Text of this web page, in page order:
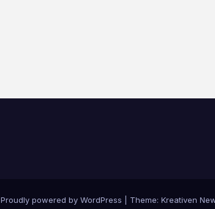
Proudly powered by WordPress Theme: Kreativen